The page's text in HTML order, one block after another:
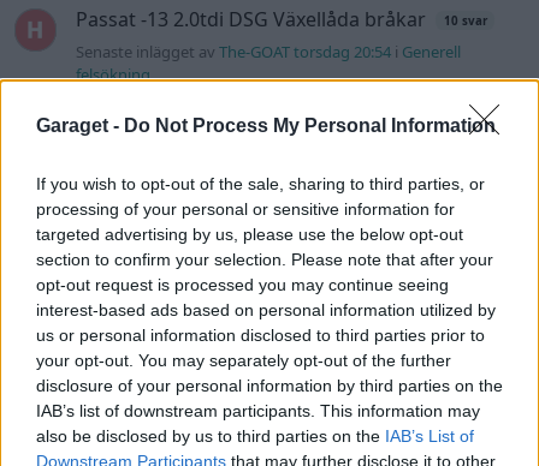
Garaget - Do Not Process My Personal Information
If you wish to opt-out of the sale, sharing to third parties, or
processing of your personal or sensitive information for
targeted advertising by us, please use the below opt-out
section to confirm your selection. Please note that after your
opt-out request is processed you may continue seeing
interest-based ads based on personal information utilized by
us or personal information disclosed to third parties prior to
your opt-out. You may separately opt-out of the further
disclosure of your personal information by third parties on the
IAB’s list of downstream participants. This information may
also be disclosed by us to third parties on the IAB’s List of
Downstream Participants that may further disclose it to other
Passat -13 2.0tdi DSG Växellåda bråkar 10 svar
Senaste inlägget avThe-GOAT torsdag 20:54 i Generell
felsökning
Man man ha mindre ström till
Motorvärmare?
4 svar
Senaste projektinläggen
Vw 1956 oval prosjekt 12 svar
Senaste inlägget avjarleb för 2 timmar sedaniProjekt
Puttelitens projekt Audi S2 Avant. Back
to basic. + garagefix.
900 svar
Senaste inlägget avPutteliten Igår 22:10iProjekt
Volkswagen Golf MK4 v6 4motion OEM++
med JDM inspiration.
14 svar